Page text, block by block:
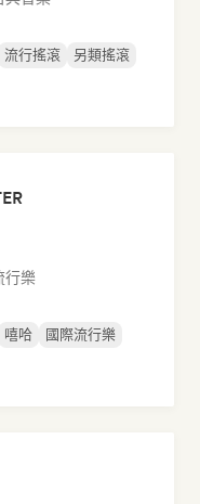
流行搖滾
另類搖滾
行樂
嘻哈
國際流行樂